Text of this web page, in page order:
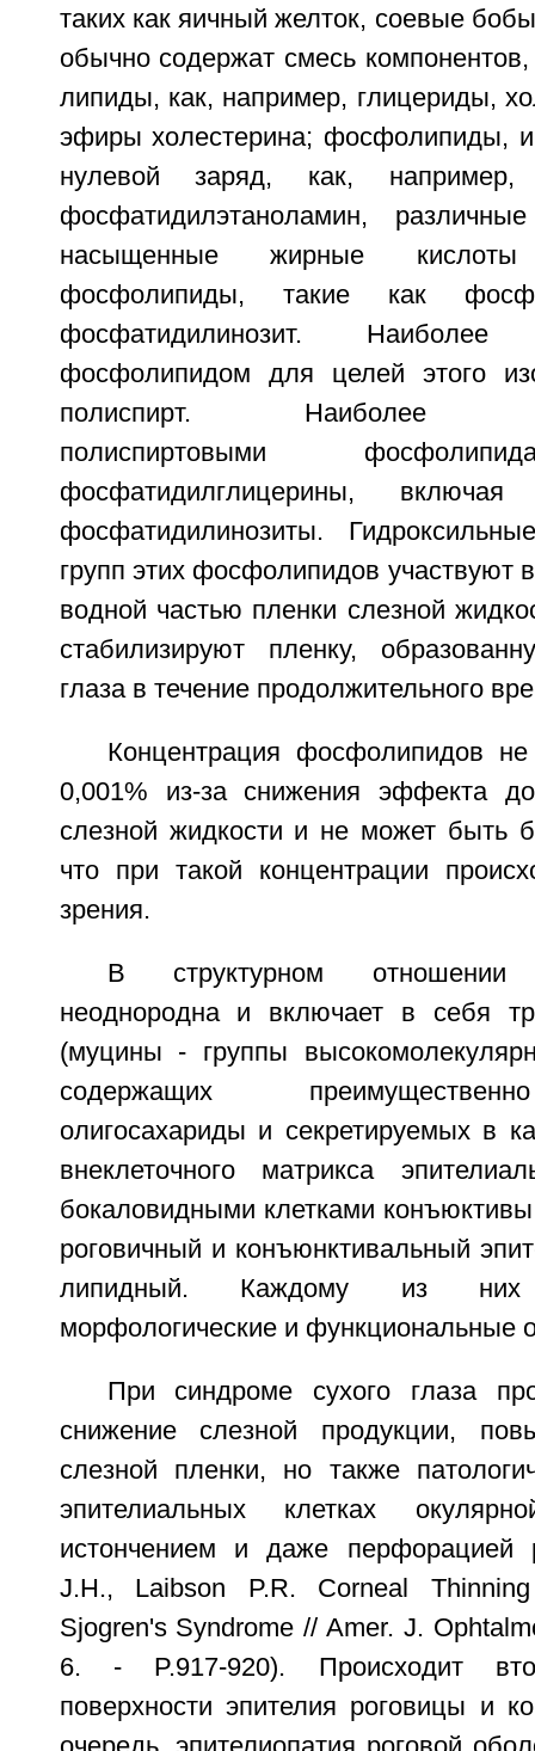
таких как яичный желток, соевые
обычно содержат смесь
липиды, как, например, глицериды,
эфиры холестерина; фосфолипиды,
нулевой заряд, как, например,
фосфатидилэтаноламин,
насыщенные жирные
фосфолипиды, такие как
фосфатидилинозит. Наиболее
фосфолипидом для целей этого
полиспирт. Наиболее
полиспиртовыми
фосфатидилглицерины,
фосфатидилинозиты.
групп этих фосфолипидов участвуют
водной частью пленки слезной
стабилизируют пленку,
глаза в течение продолжительного
Концентрация фосфолипидов
0,001% из-за снижения эффекта
слезной жидкости и не может быть
что при такой концентрации
зрения.
В структурном отношении
неоднородна и включает в себя
(муцины - группы
содержащих
олигосахариды и секретируемых в
внеклеточного матрикса
бокаловидными клетками
роговичный и конъюнктивальный
липидный. Каждому из
морфологические и функциональные
При синдроме сухого глаза
снижение слезной продукции,
слезной пленки, но также
эпителиальных клетках
истончением и даже перфорацией
J.H., Laibson P.R. Corneal
Sjogren's Syndrome // Amer. J.
6. - P.917-920). Происходит
поверхности эпителия роговицы и